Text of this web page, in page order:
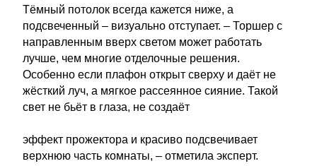
Тёмный потолок всегда кажется ниже, а
подсвеченный – визуально отступает. – Торшер с
направленным вверх светом может работать
лучше, чем многие отделочные решения.
Особенно если плафон открыт сверху и даёт не
жёсткий луч, а мягкое рассеянное сияние. Такой
свет не бьёт в глаза, не создаёт
эффект прожектора и красиво подсвечивает
верхнюю часть комнаты, – отметила эксперт.